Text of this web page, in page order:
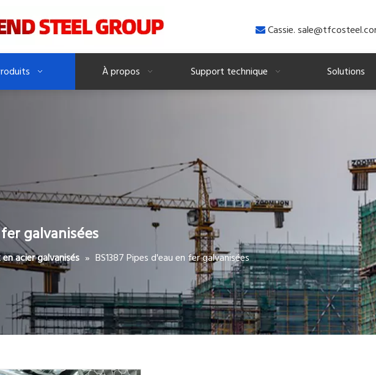
 Cassie.
À propos Support technique Solutions
galvanisées
acier galvanisés » BS1387 Pipes d'eau en fer galvanisées